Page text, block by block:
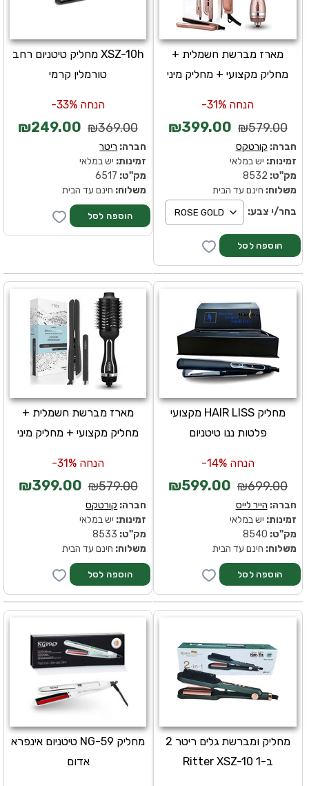
XSZ-10h מחליק טיטניום רחב
טורמלין קרמי
הנחה 33%-
₪369.00
₪249.00
חברה: ריטר
זמינות: יש במלאי
מק''ט:
משלוח: חינם עד הבית
מארז מברשת חשמלית +
מחליק מקצועי + מחליק מיני
הנחה 31%-
₪579.00
₪399.00
חברה: קורטקס
זמינות: יש במלאי
מק''ט:
משלוח: חינם עד הבית
בחר/י צבע:
מארז מברשת חשמלית +
מחליק מקצועי + מחליק מיני
הנחה 31%-
₪579.00
₪399.00
חברה: קורטקס
זמינות: יש במלאי
מק''ט:
משלוח: חינם עד הבית
מחליק HAIR LISS מקצועי
פלטות ננו טיטניום
הנחה 14%-
₪699.00
₪599.00
חברה: הייר לייס
זמינות: יש במלאי
מק''ט:
משלוח: חינם עד הבית
מחליק NG-59 טיטניום אינפרא
אדום
מחליק ומברשת גלים ריטר 2
ב-1 Ritter XSZ-10